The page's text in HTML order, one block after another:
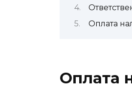
Оплата
Оплата